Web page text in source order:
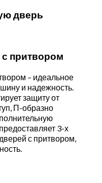
дверь
притвором
– идеальное
и надежность.
защиту от
П-образно
3-х
с притвором,